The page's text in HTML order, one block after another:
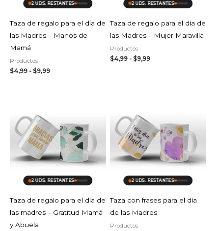
2 UDS. RESTANTES
Taza de regalo para el día de
las Madres – Manos de
Mamá
Productos
$4,99 - $9,99
2 UDS. RESTANTES
Taza de regalo para el día de
las Madres – Mujer Maravilla
Productos
$4,99 - $9,99
2 UDS. RESTANTES
Taza de regalo para el día de
las madres – Gratitud Mamá
y Abuela
$4,99
hasta
$9,99
2 UDS. RESTANTES
Taza con frases para el día
de las Madres
Productos
$4,99
hasta
$9,99